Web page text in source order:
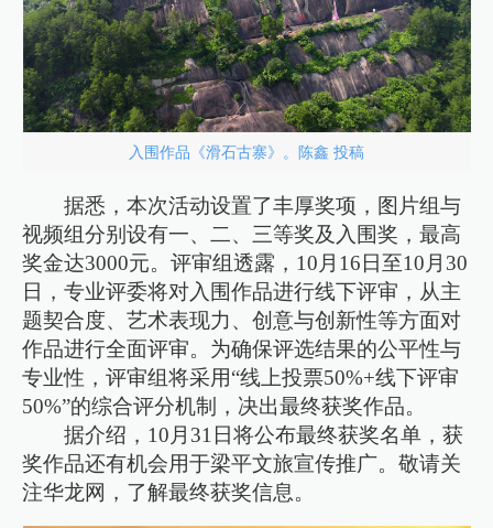
入围作品《滑石古寨》。陈鑫 投稿
据悉，本次活动设置了丰厚奖项，图片组与
视频组分别设有一、二、三等奖及入围奖，最高
奖金达3000元。评审组透露，10月16日至10月30
日，专业评委将对入围作品进行线下评审，从主
题契合度、艺术表现力、创意与创新性等方面对
作品进行全面评审。为确保评选结果的公平性与
专业性，评审组将采用“线上投票50%+线下评审
50%”的综合评分机制，决出最终获奖作品。
据介绍，10月31日将公布最终获奖名单，获
奖作品还有机会用于梁平文旅宣传推广。敬请关
注华龙网，了解最终获奖信息。